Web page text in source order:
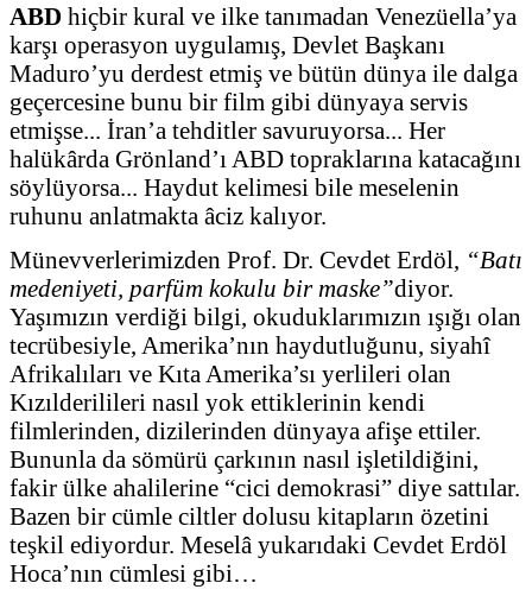
ABD hiçbir kural ve ilke tanımadan Venezüella’ya
karşı operasyon uygulamış, Devlet Başkanı
Maduro’yu derdest etmiş ve bütün dünya ile dalga
geçercesine bunu bir film gibi dünyaya servis
etmişse... İran’a tehditler savuruyorsa... Her
halükârda Grönland’ı ABD topraklarına katacağını
söylüyorsa... Haydut kelimesi bile meselenin
ruhunu anlatmakta âciz kalıyor.
Münevverlerimizden Prof. Dr. Cevdet Erdöl, “Batı
medeniyeti, parfüm kokulu bir maske”diyor.
Yaşımızın verdiği bilgi, okuduklarımızın ışığı olan
tecrübesiyle, Amerika’nın haydutluğunu, siyahî
Afrikalıları ve Kıta Amerika’sı yerlileri olan
Kızılderilileri nasıl yok ettiklerinin kendi
filmlerinden, dizilerinden dünyaya afişe ettiler.
Bununla da sömürü çarkının nasıl işletildiğini,
fakir ülke ahalilerine “cici demokrasi” diye sattılar.
Bazen bir cümle ciltler dolusu kitapların özetini
teşkil ediyordur. Meselâ yukarıdaki Cevdet Erdöl
Hoca’nın cümlesi gibi…